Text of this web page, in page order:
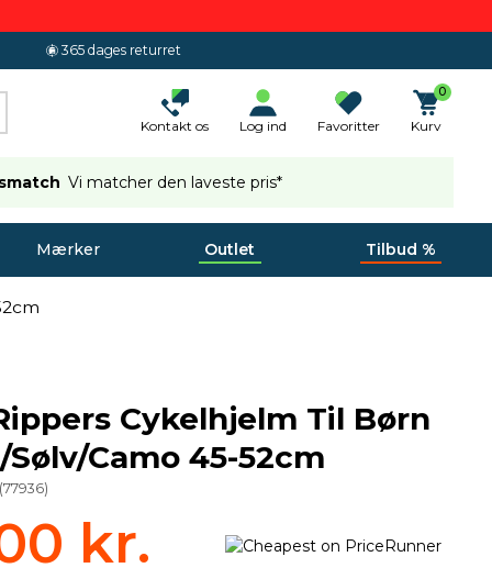
365 dages returret
Kontakt os Log ind Favoritter
0
Kurv
Vi matcher den laveste pris*
Mærker Outlet Tilbud %
Cykelhjelm Til Børn
Sølv/Camo 45-52cm
77936)
kr.